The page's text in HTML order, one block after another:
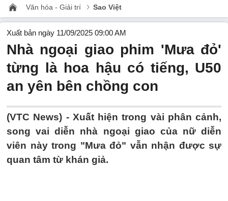
Văn hóa - Giải trí Sao Việt
Xuất bản ngày 11/09/2025 09:00 AM
Nhà ngoại giao phim 'Mưa đỏ'
từng là hoa hậu có tiếng, U50
an yên bên chồng con
(VTC News) - Xuất hiện trong vài phân cảnh,
song vai diễn nhà ngoại giao của nữ diễn
viên này trong "Mưa đỏ" vẫn nhận được sự
quan tâm từ khán giả.